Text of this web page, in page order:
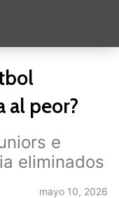
al peor?
e
eliminados
mayo 10, 2026